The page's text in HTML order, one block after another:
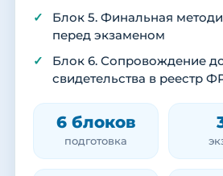
Блок 5. Финальная
перед экзаменом
Блок 6. Сопровождение
свидетельства в реестр
6 блоков
подготовка